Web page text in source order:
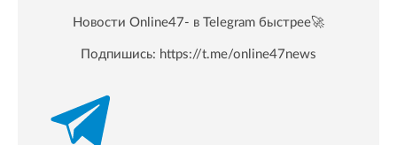
Новости Online47- в Telegram быстрее🚀
Подпишись: https://t.me/online47news